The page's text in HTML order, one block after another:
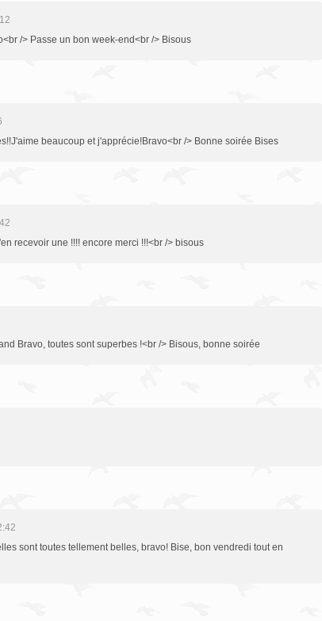
/> Passe un bon week-end<br /> Bisous
beaucoup et j'apprécie!Bravo<br /> Bonne soirée Bises
recevoir une !!!! encore merci !!!<br /> bisous
Bravo, toutes sont superbes !<br /> Bisous, bonne soirée
sont toutes tellement belles, bravo! Bise, bon vendredi tout en